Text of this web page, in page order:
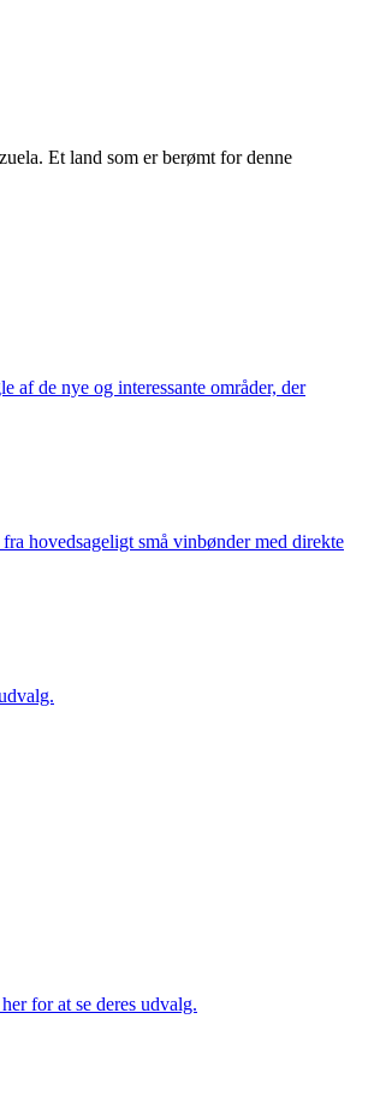
Et land som er berømt for denne
af de nye og interessante områder, der
hovedsageligt små vinbønder med direkte
for at se deres udvalg.